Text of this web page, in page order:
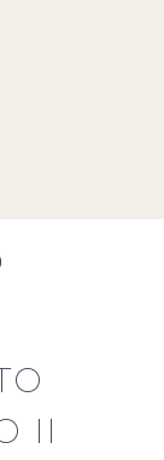
II